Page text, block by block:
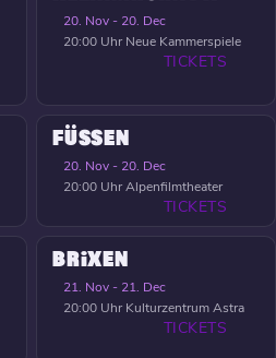
20. Nov - 20. Dec
20:00 Uhr Neue Kammerspiele
TICKETS
FÜSSEN
20. Nov - 20. Dec
20:00 UhrAlpenfilmtheater
TICKETS
BRIXEN
21. Nov - 21. Dec
20:00 Uhr Kulturzentrum Astra
TICKETS